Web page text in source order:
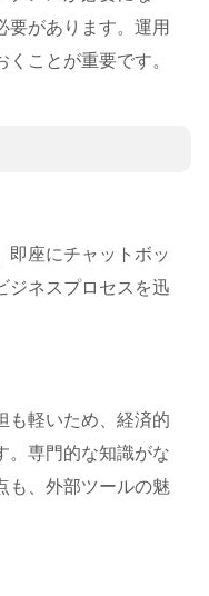
要があります。運用
ことが重要です。
即座にチャットボッ
ジネスプロセスを迅
も軽いため、経済的
。専門的な知識がな
も、外部ツールの魅